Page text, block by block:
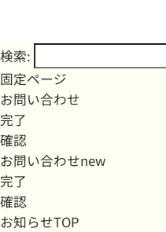
検索:
固定ページ
お問い合わせ
完了
確認
お問い合わせnew
完了
確認
お知らせTOP